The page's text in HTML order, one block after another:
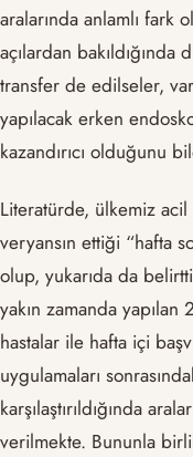
aralarında anlamlı fark
açılardan
transfer de edilseler,
yapılacak erken
kazandırıcı olduğunu
Literatürde, ülkemiz acil
veryansın ettiği “hafta
olup, yukarıda da
yakın zamanda yapılan
hastalar ile hafta içi
uygulamaları
karşılaştırıldığında
verilmekte. Bununla